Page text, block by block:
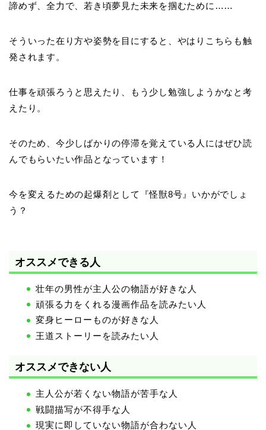
諦めず、全力で、若き頃夢見た未来を掴むために……
そういった在り方や姿勢を目にすると、やはりこちらも触
発されます。
仕事を頑張ろうと思えたり、もう少し勉強しようかなと考
えたり。
そのため、今少しばかりの停滞を覚えている人にはぜひ読
んでもらいたい作品となっています！
今を変えるための起爆剤として『怪獣8号』いかがでしょ
う？
オススメできる人
壮年の男性が主人公の物語が好きな人
頑張る力をくれる漫画作品を読みたい人
変身ヒーローものが好きな人
王道ストーリーを読みたい人
オススメできない人
主人公が若くない物語が苦手な人
戦闘描写が不得手な人
現実に即していない物語が合わない人